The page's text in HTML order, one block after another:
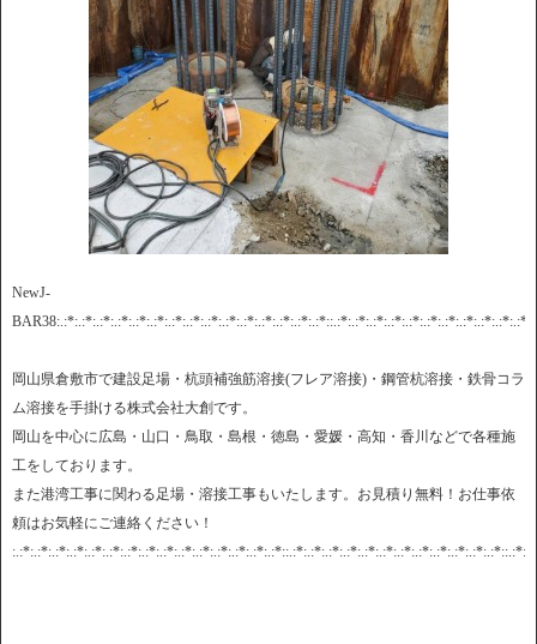
NewJ-
岡山県倉敷市で建設足場・杭頭補強筋溶接(フレア溶接)・鋼管杭溶接・鉄骨コラ
ム溶接を手掛ける株式会社大創です。
岡山を中心に広島・山口・鳥取・島根・徳島・愛媛・高知・香川などで各種施
工をしております。
また港湾工事に関わる足場・溶接工事もいたします。お見積り無料！お仕事依
頼はお気軽にご連絡ください！